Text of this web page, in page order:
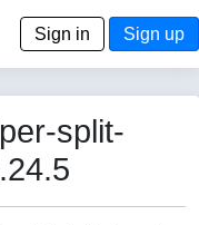
Sign in Sign up
split-